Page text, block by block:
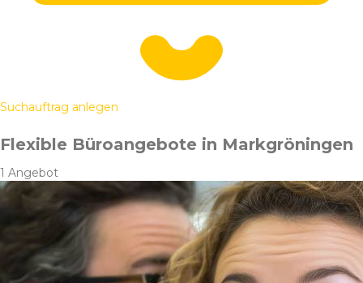
Suchauftrag anlegen
Flexible Büroangebote in Markgröningen
1 Angebot